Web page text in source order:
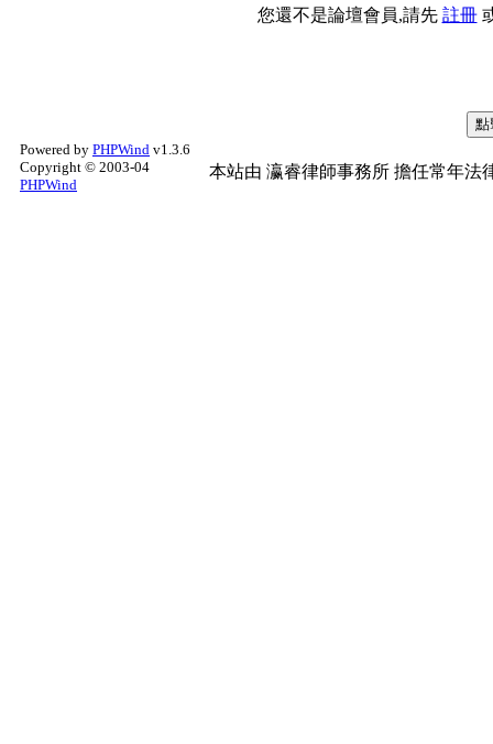
您還不是論壇會員,請先 註冊
Powered by PHPWind v1.3.6
Copyright © 2003-04
PHPWind
本站由 瀛睿律師事務所 擔任常年法